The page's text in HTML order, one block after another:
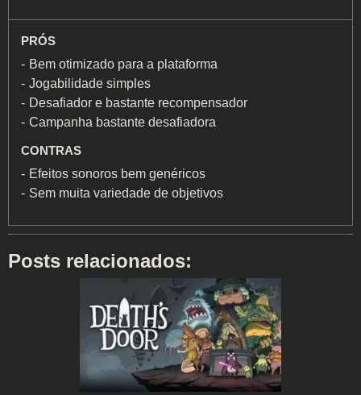
PRÓS
Bem otimizado para a plataforma
Jogabilidade simples
Desafiador e bastante recompensador
Campanha bastante desafiadora
CONTRAS
Efeitos sonoros bem genéricos
Sem muita variedade de objetivos
Posts relacionados: